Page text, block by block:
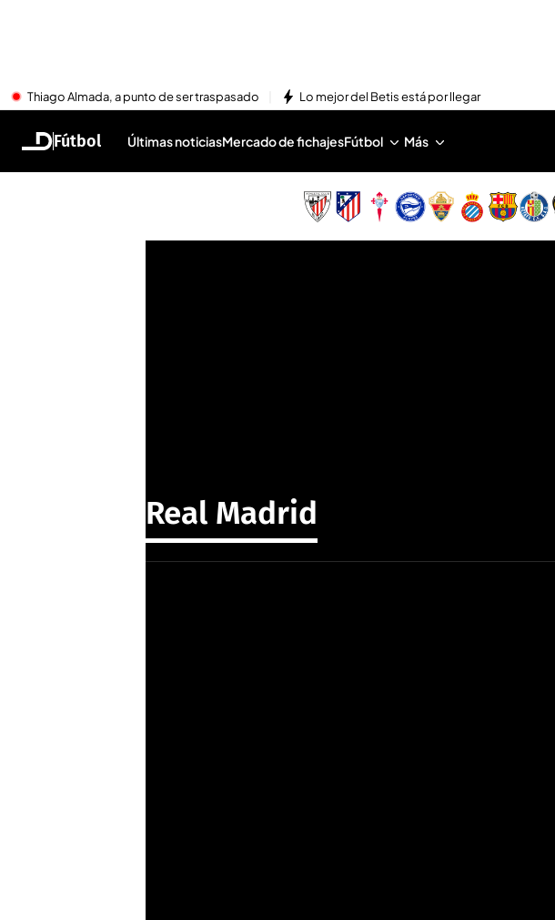
Thiago Almada, a punto de ser traspasado Lo mejor del Betis está por llegar
Fútbol Últimas noticiasMercado de fichajesFútbol Más
Real Madrid